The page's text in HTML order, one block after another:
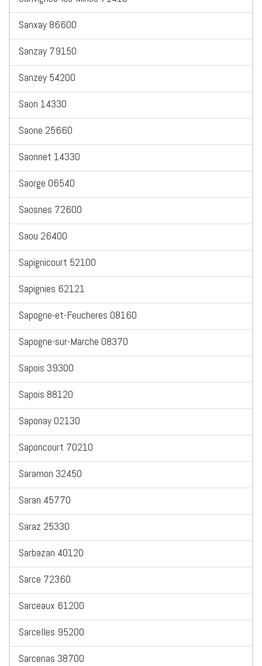
Sanxay 86600
Sanzay 79150
Sanzey 54200
Saon 14330
Saone 25660
Saonnet 14330
Saorge 06540
Saosnes 72600
Saou 26400
Sapignicourt 52100
Sapignies 62121
Sapogne-et-Feucheres 08160
Sapogne-sur-Marche 08370
Sapois 39300
Sapois 88120
Saponay 02130
Saponcourt 70210
Saramon 32450
Saran 45770
Saraz 25330
Sarbazan 40120
Sarce 72360
Sarceaux 61200
Sarcelles 95200
Sarcenas 38700